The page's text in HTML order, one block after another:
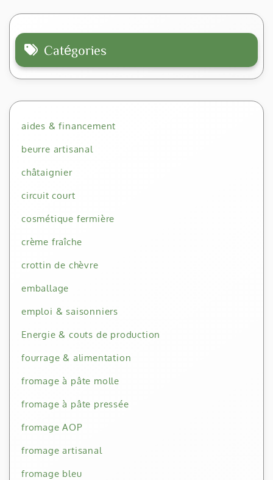
Catégories
aides & financement
beurre artisanal
châtaignier
circuit court
cosmétique fermière
crème fraîche
crottin de chèvre
emballage
emploi & saisonniers
Energie & couts de production
fourrage & alimentation
fromage à pâte molle
fromage à pâte pressée
fromage AOP
fromage artisanal
fromage bleu